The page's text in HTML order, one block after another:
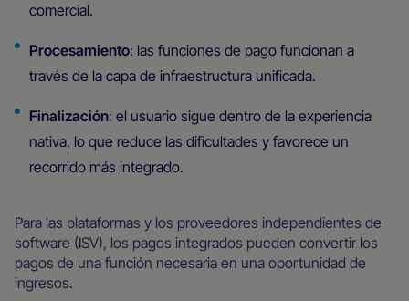
comercial.
Procesamiento: las funciones de pago funcionan a
través de la capa de infraestructura unificada.
Finalización: el usuario sigue dentro de la experiencia
nativa, lo que reduce las dificultades y favorece un
recorrido más integrado.
Para las plataformas y los proveedores independientes de
software (ISV), los pagos integrados pueden convertir los
pagos de una función necesaria en una oportunidad de
ingresos.